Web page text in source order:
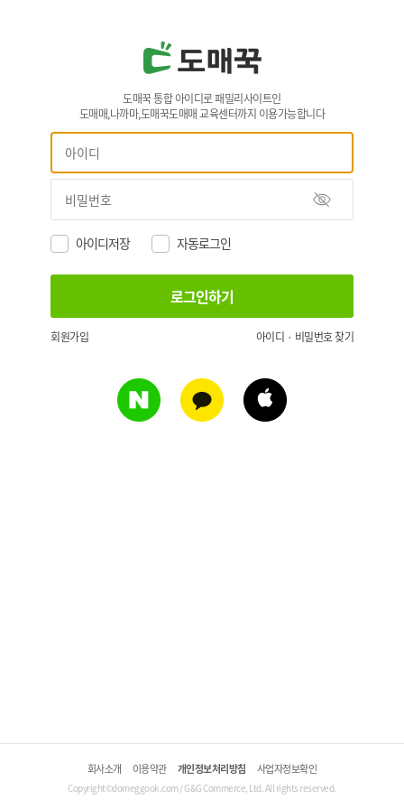
도매꾹 통합 아이디로 패밀리사이트인
도매매,나까마,도매꾹도매매 교육센터까지 이용가능합니다
아이디저장 자동로그인
회원가입 아이디 · 비밀번호 찾기
회사소개 이용약관 개인정보처리방침 사업자정보확인
Copyright©domeggook.com / G&G Commerce, Ltd. All rights reserved.